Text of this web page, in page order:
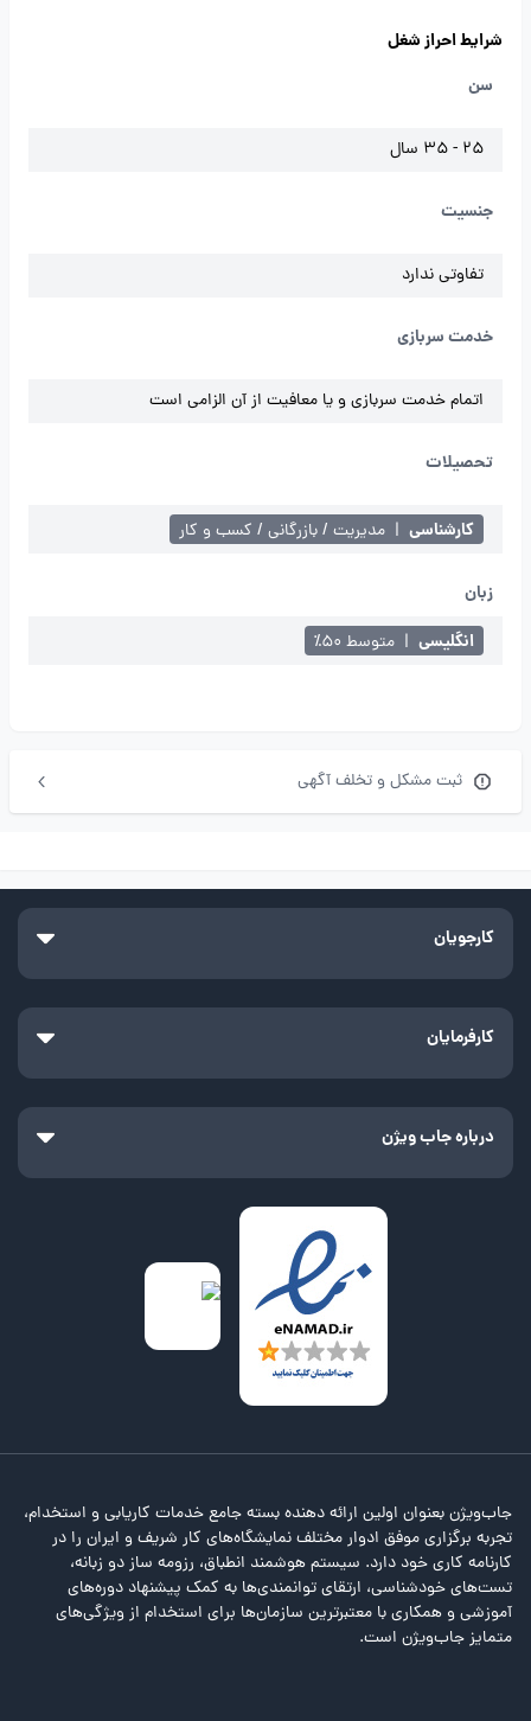
شرایط احراز شغل
سن
25 - 35 سال
جنسیت
تفاوتی ندارد
خدمت سربازی
اتمام خدمت سربازی و یا معافیت از آن الزامی است
تحصیلات
کارشناسی | مدیریت / بازرگانی / کسب و کار
زبان
انگلیسی | متوسط ۵۰٪
ثبت مشکل و تخلف آگهی
کارجویان
کارفرمایان
درباره جاب ویژن
جاب‌ویژن بعنوان اولین ارائه دهنده بسته جامع خدمات کاریابی و استخدام،
تجربه برگزاری موفق ادوار مختلف نمایشگاه‌های کار شریف و ایران را در
کارنامه کاری خود دارد. سیستم هوشمند انطباق، رزومه ساز دو زبانه،
تست‌های خودشناسی، ارتقای توانمندی‌ها به کمک پیشنهاد دوره‌های
آموزشی و همکاری با معتبرترین سازمان‌ها برای استخدام از ویژگی‌های
متمایز جاب‌ویژن است.